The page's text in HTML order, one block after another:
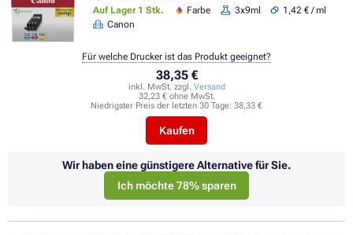
Auf Lager 1 Stk. Farbe 3x9ml
1,42 € / ml
Canon
38,35 €
inkl. MwSt. zzgl. Versand
32,23 € ohne MwSt.
Niedrigster Preis der letzten 30 Tage: 38,33 €
Kaufen
Für welche Drucker ist das Produkt geeignet?
Wir haben eine günstigere Alternative für Sie.
Ich möchte 78% sparen